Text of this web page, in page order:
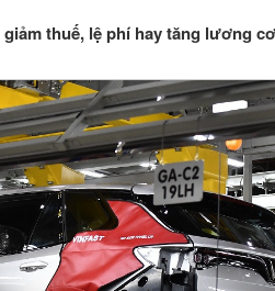
giảm thuế, lệ phí hay tăng lương